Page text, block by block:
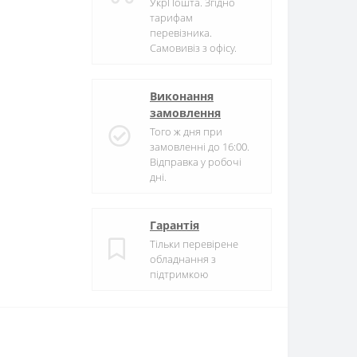
тарифам
перевізника.
Самовивіз з офісу.
Виконання
замовлення
Того ж дня при
замовленні до 16:00.
Відправка у робочі
дні.
Гарантія
Тільки перевірене
обладнання з
підтримкою